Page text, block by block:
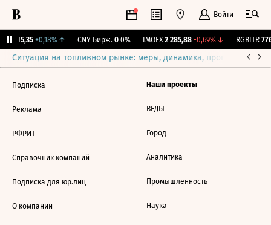
Войти
115,35 +0,18%↑ CNY Бирж. 0 0% IMOEX 2 285,88 -0,69%↓ RGBITR
Ситуация на топливном рынке: меры, динамика, прогнозы
Подписка
Реклама
РФРИТ
Справочник компаний
Подписка для юр.лиц
О компании
Наши проекты
ВЕДЫ
Город
Аналитика
Промышленность
Наука